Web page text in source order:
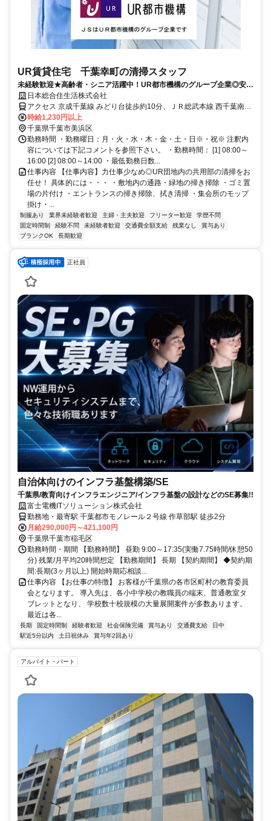
UR賃貸住宅 千葉幸町の清掃スタッフ
未経験歓迎★高齢者・シニア活躍中！UR都市機構のグループ企業◎安
定・安心！【みどり台駅／西登戸駅より徒歩◎】
日本総合住生活株式会社
アクセス 京成千葉線 みどり台徒歩約10分、ＪＲ総武本線 西千葉南口
徒歩約16分、京成千葉線 西登戸徒歩約16分
時給1,230円以上
千葉県千葉市美浜区
勤務時間 ・勤務曜日：月・火・水・木・金・土・日※・祝※ 注釈内
容については下記コメントを参照下さい。 ・勤務時間： [1] 08:00～
16:00 [2] 08:00～14:00 ・最低勤務日数...
仕事内容 【仕事内容】力仕事少なめ◎UR団地内の共用部の清掃をお
任せ！ 具体的には・・・ ・敷地内の通路・緑地の掃き掃除 ・ゴミ置
場の片付け ・エントランスの掃き掃除、拭き清掃 ・集会所のモップ
掛け・...
制服あり 業界未経験者歓迎 主婦・主夫歓迎 フリーター歓迎
学歴不問
固定時間制
経験不問 未経験者歓迎 交通費全額支給 残業なし
賞与あり
ブランクOK
長期歓迎
正社員
自治体向けのインフラ基盤構築/SE
千葉県/教育向けインフラエンジニア/インフラ基盤の設計などのSE募集!!
富士電機ITソリューション株式会社
勤務地・最寄駅 千葉都市モノレール２号線 作草部駅 徒歩2分
月給290,000円～421,100円
千葉県千葉市稲毛区
勤務時間・期間 【勤務時間】 昼勤 9:00～17:35(実働7.75時間/休憩50
分) 残業/月平均20時間想定 【勤務期間】 長期 【契約期間】 ◆契約期
間:長期(3ヶ月以上) 開始時期応相談...
仕事内容 【お仕事の特徴】 お客様が千葉県の各市区町村の教育委員
会となります。 導入先は、各小中学校の教職員の端末、普通教室タ
ブレットとなり、 学校数十校規模の大量展開案件が多数あります。
最近は各...
長期 固定時間制 経験者歓迎 社会保険完備 賞与あり 交通費支給
日中
駅近5分以内
土日祝休み 賞与年2回あり
アルバイト・パート